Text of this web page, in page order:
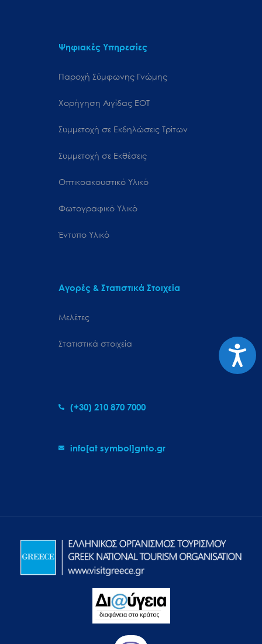
Ψηφιακές Υπηρεσίες
Παροχή Σύμφωνης Γνώμης
Χορήγηση Αιγίδας ΕΟΤ
Συμμετοχή σε Εκδηλώσεις Τρίτων
Συμμετοχή σε Εκθέσεις
Οπτικοακουστικό Υλικό
Φωτογραφικό Υλικό
Έντυπο Υλικό
Αγορές & Στατιστικά Στοιχεία
Μελέτες
Στατιστικά στοιχεία
(+30) 210 870 7000
info[at symbol]gnto.gr